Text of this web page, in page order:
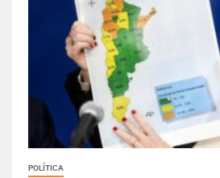
POLÍTICA